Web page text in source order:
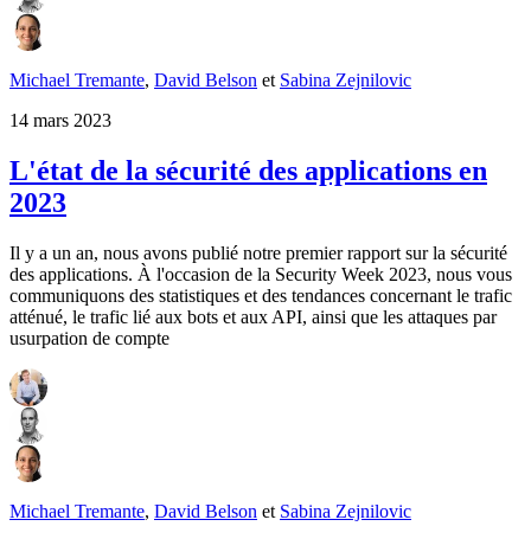
Michael Tremante, David Belson et Sabina Zejnilovic
14 mars 2023
L'état de la sécurité des applications en
2023
Il y a un an, nous avons publié notre premier rapport sur la sécurité
des applications. À l'occasion de la Security Week 2023, nous vous
communiquons des statistiques et des tendances concernant le trafic
atténué, le trafic lié aux bots et aux API, ainsi que les attaques par
usurpation de compte
Michael Tremante, David Belson et Sabina Zejnilovic